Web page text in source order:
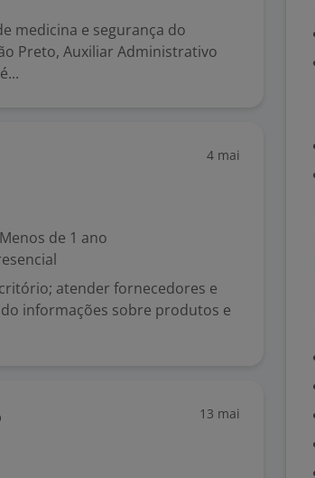
medicina e segurança do
Preto, Auxiliar Administrativo
4 mai
Menos de 1 ano
atender fornecedores e
informações sobre produtos e
13 mai